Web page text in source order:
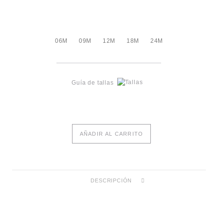
06M 09M 12M 18M 24M
Guía de tallas
AÑADIR AL CARRITO
DESCRIPCIÓN